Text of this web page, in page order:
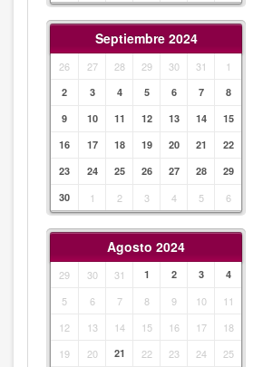
Septiembre 2024
26 27 28 29 30 31 1
2 3 4 5 6 7
8
9
10 11 12 13 14
15
16
17 18 19 20 21
22
23
24 25 26 27 28
29
30
1 2 3 4 5 6
Agosto 2024
29 30 31 1 2 3 4
5 6 7 8 9 10
11
12
13 14 15 16 17
18
19
20 21 22 23 24
25